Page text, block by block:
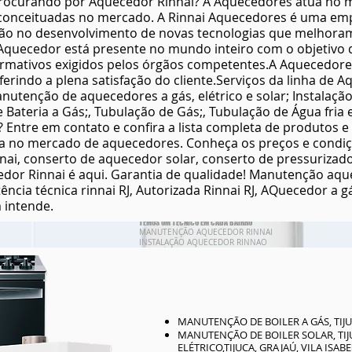
Bairros para Atendimento : Barra da Tijuca , Recreio dos
Bandeirantes
TIJUCA
Bairros para Atendimento : Andarai , Tijuca , Grajau ,
Aldeia Campista , Maracanã , Estacio , Rio Comprido ,
Francisco Xavier , Saens peña . CENTRO
Bairros para Atendimento : Santa Teresa , Centro , Lapa
Catete , Largo do Machado , Flamengo ,Botafogo ,
Laranjeiras , Catumbi , Riachuelo
MEIER
Bairros para Atendimento : Meier , Cachambi , Sampaio ,
Maria da Graça , Lins de Vasconcelos , Engenho de
Engenho Novo , Del Castilho
COPACABANA
Avenida Nossa de Copacabana
Bairros para Atendimento : Copacabana , Leme ,
Leblon , Gavea , São Conrado
CONSERTO DE AQUECEDOR ATENDEMOS NO MESMO DIA
ATÉ AS 12 HORAS CASA DA MANUTENÇÃO
TEMOS UM TÉCNICO EM CADA BAIRRO
MANUTENÇÃO AQUECEDOR RINNAI
INSTALAÇÃO AQUECEDOR RINNAO
AQUECEDOR RINNAI 30 LITROS
AQUECEDOR RINNAI 32 LITROS
AQUECEDOR RINNAI 35 LITROS
no mercado. A Rinnai Aquecedores é uma
no desenvolvimento de novas tecnologias que
está presente no mundo inteiro com o
exigidos pelos órgãos competentes.A
a plena satisfação do cliente.Serviços da linha de
de aquecedores a gás, elétrico e solar;
a Gás;, Tubulação de Gás;, Tubulação de Água
Entre em contato e confira a lista completa de produtos
no mercado de aquecedores. Conheça os preços e
conserto de aquecedor solar, conserto de
Rinnai é aqui. Garantia de qualidade! Manutenção
técnica rinnai RJ, Autorizada Rinnai RJ, AQuecedor a
intende.
MANUTENÇÃO DE BOILER A GÁS,
MANUTENÇÃO DE BOILER SOLAR,
ELÉTRICO,TIJUCA, GRAJAÚ, VILA